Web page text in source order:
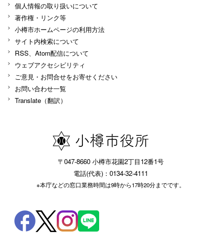
個人情報の取り扱いについて
著作権・リンク等
小樽市ホームページの利用方法
サイト内検索について
RSS、Atom配信について
ウェブアクセシビリティ
ご意見・お問合せをお寄せください
お問い合わせ一覧
Translate（翻訳）
〒047-8660 小樽市花園2丁目12番1号
電話(代表)：0134-32-4111
※本庁などの窓口業務時間は9時から17時20分までです。